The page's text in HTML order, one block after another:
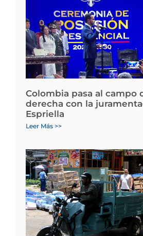
Colombia pasa al campo
derecha con la
Espriella
Leer Más >>